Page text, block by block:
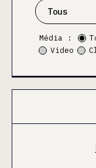
Média :
Video